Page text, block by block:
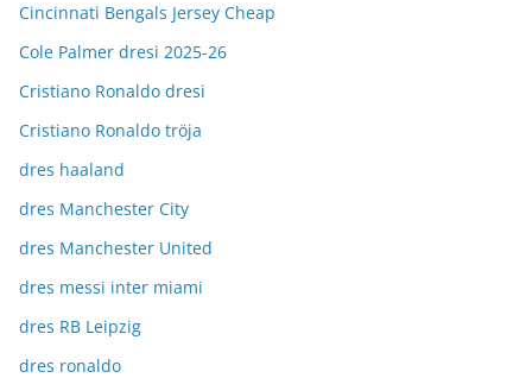
Cincinnati Bengals Jersey Cheap
Cole Palmer dresi 2025-26
Cristiano Ronaldo dresi
Cristiano Ronaldo tröja
dres haaland
dres Manchester City
dres Manchester United
dres messi inter miami
dres RB Leipzig
dres ronaldo